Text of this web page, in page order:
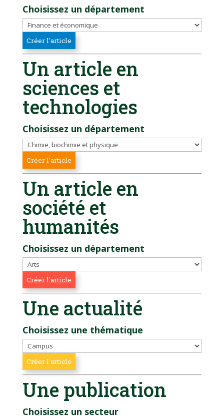
Choisissez un département
Un article en
sciences et
technologies
Choisissez un département
Un article en
société et
humanités
Choisissez un département
Une actualité
Choisissez une thématique
Une publication
Choisissez un secteur